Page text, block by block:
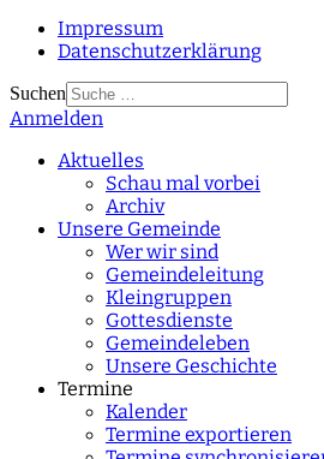
Impressum
Datenschutzerklärung
Suchen
Type 2 or more
Anmelden
Aktuelles
Schau mal vorbei
Archiv
Unsere Gemeinde
Wer wir sind
Gemeindeleitung
Kleingruppen
Gottesdienste
Gemeindeleben
Unsere Geschichte
Termine
Kalender
Termine exportieren